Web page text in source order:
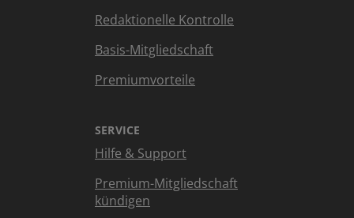
Redaktionelle Kontrolle
Basis-Mitgliedschaft
Premiumvorteile
SERVICE
Hilfe & Support
Premium-Mitgliedschaft
kündigen